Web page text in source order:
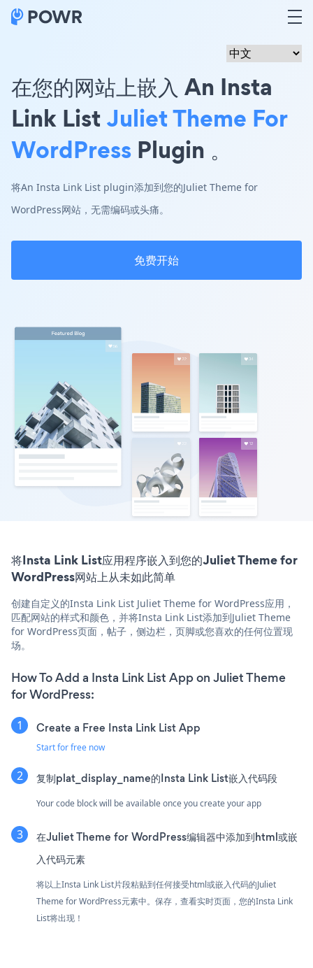
在您的网站上嵌入 An Insta
Link ListJuliet Theme For
WordPress Plugin 。
将An Insta Link List plugin添加到您的Juliet Theme for
WordPress网站，无需编码或头痛。
免费开始
将Insta Link List应用程序嵌入到您的Juliet Theme for
WordPress网站上从未如此简单
创建自定义的Insta Link List Juliet Theme for WordPress应用，
匹配网站的样式和颜色，并将Insta Link List添加到Juliet Theme
for WordPress页面，帖子，侧边栏，页脚或您喜欢的任何位置现
场。
How To Add a Insta Link List App on Juliet Theme
for WordPress:
Create a Free Insta Link List App
Start for free now
复制plat_display_name的Insta Link List嵌入代码段
Your code block will be available once you create your app
在Juliet Theme for WordPress编辑器中添加到html或嵌
入代码元素
将以上Insta Link List片段粘贴到任何接受html或嵌入代码的Juliet
Theme for WordPress元素中。保存，查看实时页面，您的Insta Link
List将出现！